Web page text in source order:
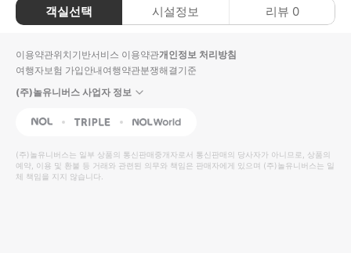
객실선택 시설정보 리뷰 0
이용약관위치기반서비스 이용약관개인정보 처리방침
여행자보험 가입안내여행약관분쟁해결기준
(주)놀유니버스 사업자 정보
NOL Triple Interpark Global
(주)놀유니버스는 일부 상품의 통신판매중개자로서 통신판매의 당사자가 아니므로, 상품의
예약, 이용 및 환불 등 거래와 관련된 의무와 책임은 판매자에게 있으며 (주)놀유니버스는 일
체 책임을 지지 않습니다.